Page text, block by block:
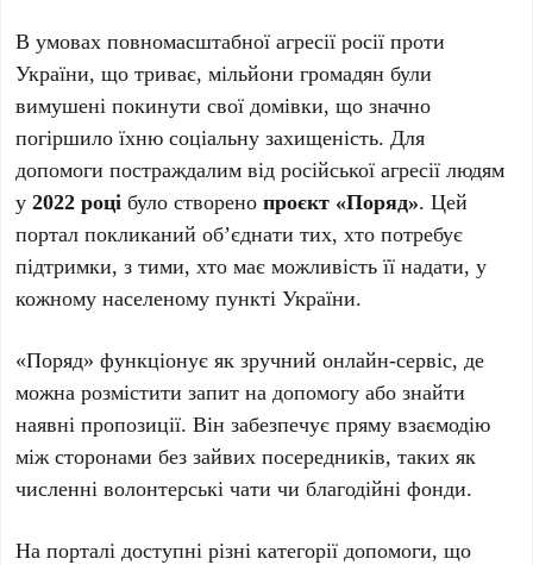
В умовах повномасштабної агресії росії проти
України, що триває, мільйони громадян були
вимушені покинути свої домівки, що значно
погіршило їхню соціальну захищеність. Для
допомоги постраждалим від російської агресії людям
у2022 році було створенопроєкт «Поряд». Цей
портал покликаний об’єднати тих, хто потребує
підтримки, з тими, хто має можливість її надати, у
кожному населеному пункті України.
«Поряд» функціонує як зручний онлайн-сервіс, де
можна розмістити запит на допомогу або знайти
наявні пропозиції. Він забезпечує пряму взаємодію
між сторонами без зайвих посередників, таких як
численні волонтерські чати чи благодійні фонди.
На порталі доступні різні категорії допомоги, що